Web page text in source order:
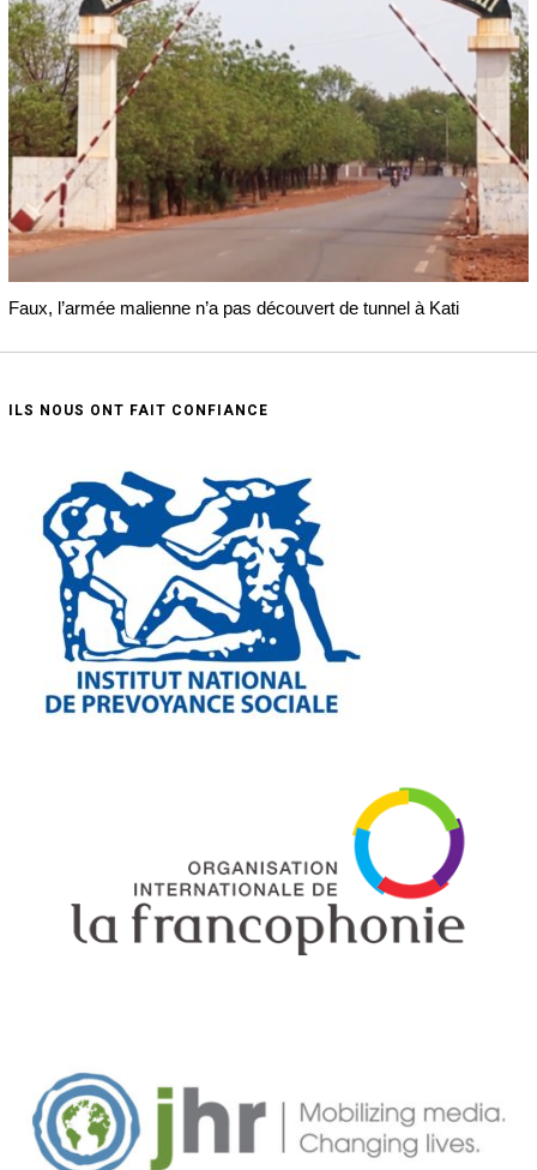
Faux, l’armée malienne n’a pas découvert de tunnel à Kati
ILS NOUS ONT FAIT CONFIANCE